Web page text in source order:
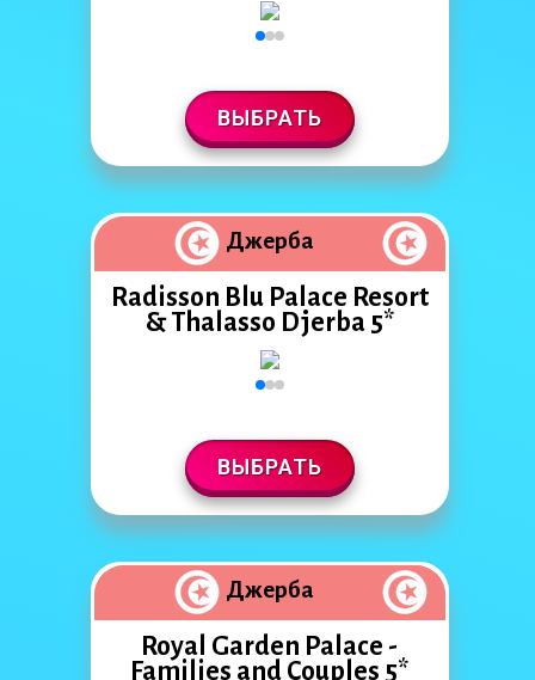
ВЫБРАТЬ
Джерба
Radisson Blu Palace Resort
& Thalasso Djerba 5*
ВЫБРАТЬ
Джерба
Royal Garden Palace -
Families and Couples 5*